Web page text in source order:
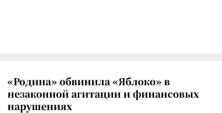
«Родина» обвинила «Яблоко» в
незаконной агитации и финансовых
нарушениях